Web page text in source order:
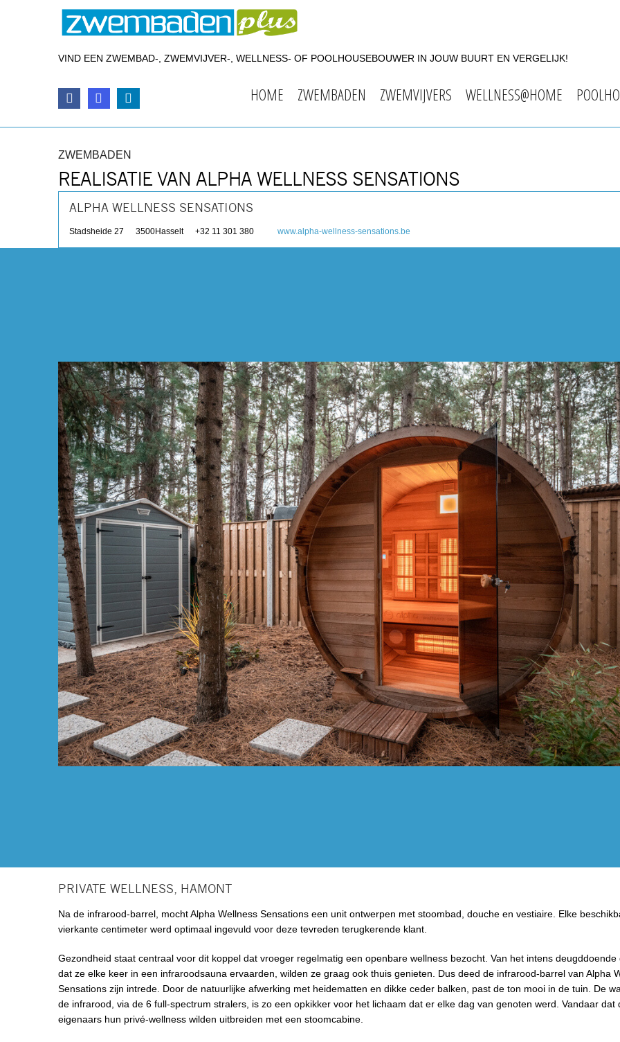
VIND EEN ZWEMBAD-, ZWEMVIJVER-, WELLNESS- OF POOLHOUSEBOUWER IN JOUW BUURT EN VERGELIJK!
HOME ZWEMBADEN ZWEMVIJVERS WELLNESS@HOME
ZWEMBADEN
REALISATIE VAN ALPHA WELLNESS SENSATIONS
ALPHA WELLNESS SENSATIONS
Stadsheide 27 3500Hasselt +32 11 301 380 www.alpha-wellness-sensations.be
PRIVATE WELLNESS, HAMONT
Na de infrarood-barrel, mocht Alpha Wellness Sensations een unit ontwerpen met stoombad, douche en vestiaire. Elke
vierkante centimeter werd optimaal ingevuld voor deze tevreden terugkerende klant.
Gezondheid staat centraal voor dit koppel dat vroeger regelmatig een openbare wellness bezocht. Van het intens deugddoende
dat ze elke keer in een infraroodsauna ervaarden, wilden ze graag ook thuis genieten. Dus deed de infrarood-barrel van Alpha
Sensations zijn intrede. Door de natuurlijke afwerking met heidematten en dikke ceder balken, past de ton mooi in de tuin. De
de infrarood, via de 6 full-spectrum stralers, is zo een opkikker voor het lichaam dat er elke dag van genoten werd. Vandaar dat
eigenaars hun privé-wellness wilden uitbreiden met een stoomcabine.